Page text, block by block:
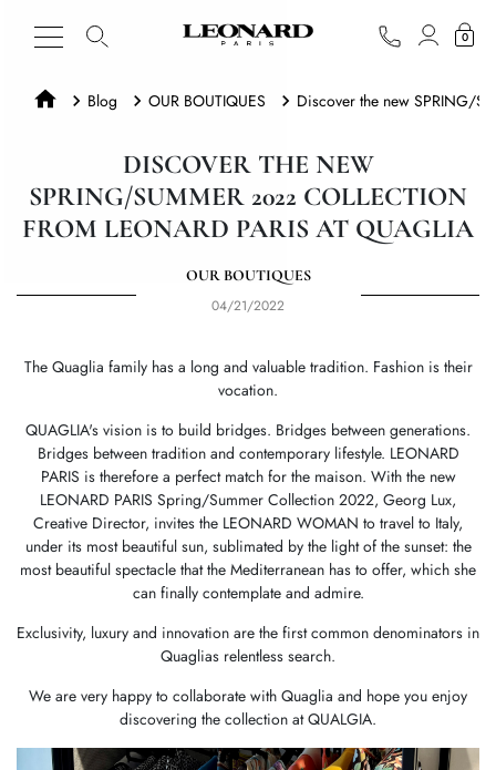
0
Blog OUR BOUTIQUES Discover the new SPRING/
DISCOVER THE NEW
SPRING/SUMMER 2022 COLLECTION
FROM LEONARD PARIS AT QUAGLIA
OUR BOUTIQUES
04/21/2022
The Quaglia family has a long and valuable tradition. Fashion is their
vocation.
QUAGLIA's vision is to build bridges. Bridges between generations.
Bridges between tradition and contemporary lifestyle. LEONARD
PARIS is therefore a perfect match for the maison. With the new
LEONARD PARIS Spring/Summer Collection 2022, Georg Lux,
Creative Director, invites the LEONARD WOMAN to travel to Italy,
under its most beautiful sun, sublimated by the light of the sunset: the
most beautiful spectacle that the Mediterranean has to offer, which she
can finally contemplate and admire.
Exclusivity, luxury and innovation are the first common denominators in
Quaglias relentless search.
We are very happy to collaborate with Quaglia and hope you enjoy
discovering the collection at QUALGIA.